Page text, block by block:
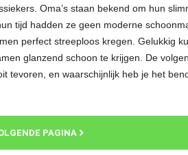
Oma’s staan bekend om hun
tijd hadden ze geen moderne
perfect streeploos kregen. Gelukkig
glanzend schoon te krijgen. De
tevoren, en waarschijnlijk heb je het
PAGINA